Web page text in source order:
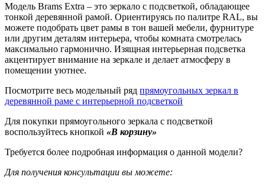
Модель Brams Extra – это зеркало с подсветкой, обладающее
тонкой деревянной рамой. Ориентируясь по палитре RAL, вы
можете подобрать цвет рамы в тон вашей мебели, фурнитуре
или другим деталям интерьера, чтобы комната смотрелась
максимально гармонично. Изящная интерьерная подсветка
акцентирует внимание на зеркале и делает атмосферу в
помещении уютнее.
Посмотрите весь модельный ряд прямоугольных зеркал в
деревянной раме с интерьерной подсветкой
Для покупки прямоугольного зеркала с подсветкой
воспользуйтесь кнопкой «В корзину»
Требуется более подробная информация о данной модели?
Для получения консультации вы можете: